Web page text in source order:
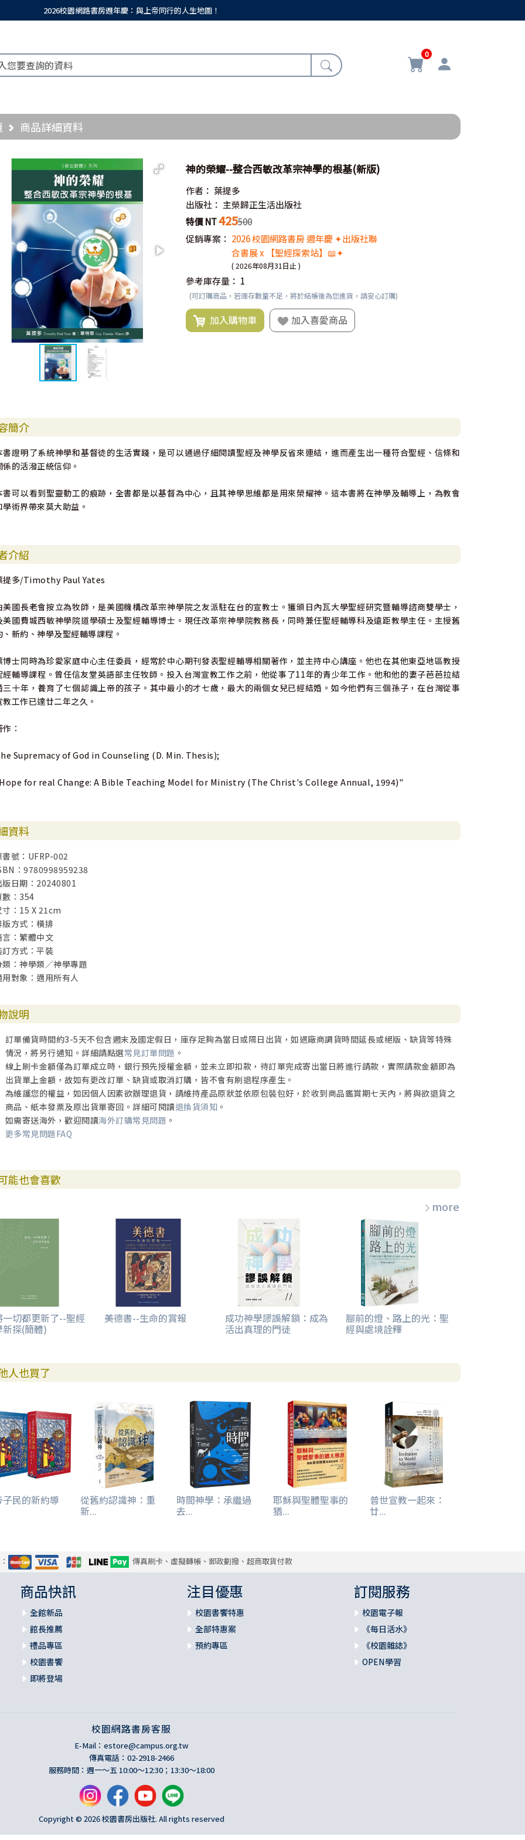
2026校園網路書房週年慶：與上帝同行的人生地圖！
0
商品詳細資料
神的榮耀--整合西敏改革宗神學的根基(新版)
作者： 葉提多
出版社： 主榮歸正生活出版社
特價 NT425500
促銷專案： 2026 校園網路書房 週年慶 ✦出版社聯
合書展 x 【聖經探索站】📖✦
( 2026年08月31日止 )
參考庫存量： 1
(可訂購商品，若庫存數量不足，將於結帳後為您進貨，請安心訂購)
加入購物車 加入喜愛商品
簡介
書證明了系統神學和基督徒的生活實踐，是可以通過仔細閱讀聖經及神學反省來連結，進而產生出一種符合聖經、信條和
係的活潑正統信仰。
書可以看到聖靈動工的痕跡，全書都是以基督為中心，且其神學思維都是用來榮耀神。這本書將在神學及輔導上，為教會
學術界帶來莫大助益。
介紹
提多/Timothy Paul Yates
美國長老會按立為牧師，是美國機構改革宗神學院之友派駐在台的宣教士。獲頒日內瓦大學聖經研究暨輔導諮商雙學士，
美國費城西敏神學院道學碩士及聖經輔導博士。現任改革宗神學院教務長，同時兼任聖經輔導科及遠距教學主任。主授舊
、新約、神學及聖經輔導課程。
博士同時為珍愛家庭中心主任委員，經常於中心期刊發表聖經輔導相關著作，並主持中心講座。他也在其他東亞地區教授
經輔導課程。曾任信友堂英語部主任牧師。投入台灣宣教工作之前，他從事了11年的青少年工作。他和他的妻子芭芭拉結
三十年，養育了七個認識上帝的孩子。其中最小的才七歲，最大的兩個女兒已經結婚。如今他們有三個孫子，在台灣從事
教工作已達廿二年之久。
：
Supremacy of God in Counseling (D. Min. Thesis);
for real Change: A Bible Teaching Model for Ministry (The Christ's College Annual, 1994)"
資料
書號：UFRP-002
：9780998959238
版日期：20240801
數：354
寸：15 X 21cm
版方式：橫排
言：繁體中文
訂方式：平裝
類：神學類／神學專題
用對象：適用所有人
說明
訂單備貨時間約3-5天不包含週末及國定假日，庫存足夠為當日或隔日出貨，如遇廠商調貨時間延長或絕版、缺貨等特殊
情況，將另行通知。詳細請點選常見訂單問題 。
線上刷卡金額僅為訂單成立時，銀行預先授權金額，並未立即扣款，待訂單完成寄出當日將進行請款，實際請款金額即為
出貨單上金額，故如有更改訂單、缺貨或取消訂購，皆不會有刷退程序產生。
為維護您的權益，如因個人因素欲辦理退貨，請維持產品原狀並依原包裝包好，於收到商品鑑賞期七天內，將與欲退貨之
商品、紙本發票及原出貨單寄回。詳細可閱讀退換貨須知 。
如需寄送海外，歡迎閱讀海外訂購常見問題 。
更多常見問題FAQ
能也會喜歡
more
一切都更新了--聖經
新探(簡體)
美德書--生命的賞報 成功神學謬誤解鎖：成為
活出真理的門徒
腳前的燈、路上的光：聖
經與處境詮釋
人也買了
子民的新約導 從舊約認識神：重
新...
時間神學：承繼過
去...
耶穌與聖體聖事的
猶...
普世宣教一起來：
廿...
傳真刷卡、虛擬轉帳、郵政劃撥、超商取貨付款
商品快訊
全館新品
館長推薦
禮品專區
校園書饗
即將登場
注目優惠
校園書饗特惠
全部特惠案
預約專區
訂閱服務
校園電子報
《每日活水》
《校園雜誌》
OPEN學習
校園網路書房客服
E-Mail： estore@campus.org.tw
傳真電話：02-2918-2466
服務時間：週一～五 10:00～12:30；13:30～18:00
Copyright © 2026 校園書房出版社. All rights reserved